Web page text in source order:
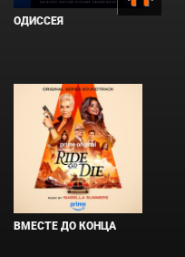
ОДИССЕЯ
ВМЕСТЕ ДО КОНЦА